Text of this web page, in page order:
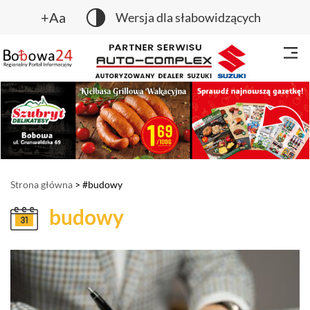
+Aa Wersja dla słabowidzących
Strona główna > #budowy
budowy